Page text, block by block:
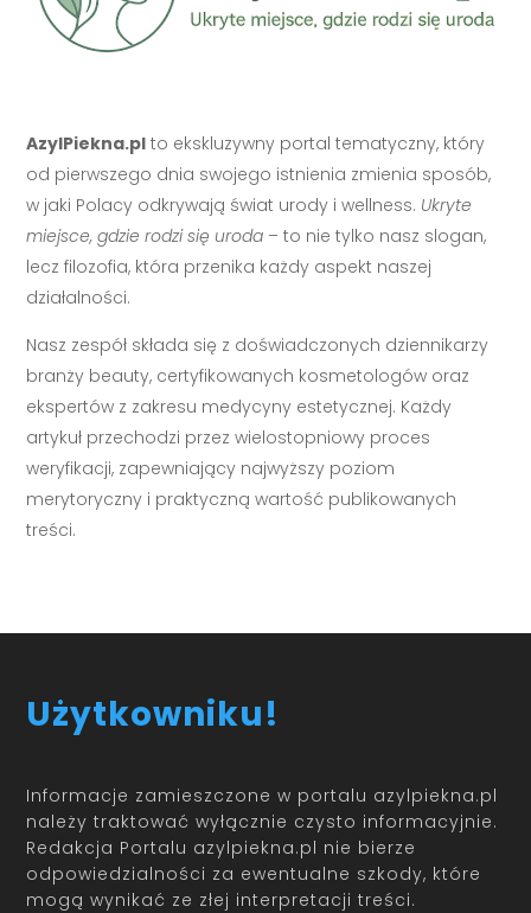
AzylPiekna.pl to ekskluzywny portal tematyczny, który
od pierwszego dnia swojego istnienia zmienia sposób,
w jaki Polacy odkrywają świat urody i wellness. Ukryte
miejsce, gdzie rodzi się uroda – to nie tylko nasz slogan,
lecz filozofia, która przenika każdy aspekt naszej
działalności.
Nasz zespół składa się z doświadczonych dziennikarzy
branży beauty, certyfikowanych kosmetologów oraz
ekspertów z zakresu medycyny estetycznej. Każdy
artykuł przechodzi przez wielostopniowy proces
weryfikacji, zapewniający najwyższy poziom
merytoryczny i praktyczną wartość publikowanych
treści.
Użytkowniku!
Informacje zamieszczone w portalu azylpiekna.pl
należy traktować wyłącznie czysto informacyjnie.
Redakcja Portalu azylpiekna.pl nie bierze
odpowiedzialności za ewentualne szkody, które
mogą wynikać ze złej interpretacji treści.